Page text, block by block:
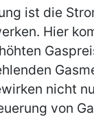
ist die
Hier
nicht
von